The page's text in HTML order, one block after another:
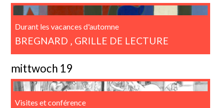
Durant les vacances d'automne
BREGNARD ‚ GRILLE DE LECTURE
mittwoch 19
Visites et conférence